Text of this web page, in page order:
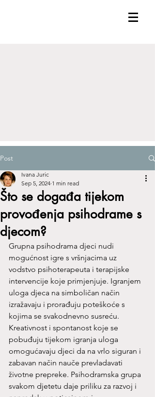
Post
Što se događa tijekom
provođenja psihodrame s
djecom?
Ivana Juric
Sep 5, 2024 1 min read
Grupna psihodrama djeci nudi
mogućnost igre s vršnjacima uz
vodstvo psihoterapeuta i terapijske
intervencije koje primjenjuje. Igranjem
uloga djeca na simboličan način
izražavaju i prorađuju poteškoće s
kojima se svakodnevno susreću.
Kreativnost i spontanost koje se
pobuđuju tijekom igranja uloga
omogućavaju djeci da na vrlo siguran i
zabavan način nauče prevladavati
životne prepreke. Psihodramska grupa
svakom djetetu daje priliku za razvoj i